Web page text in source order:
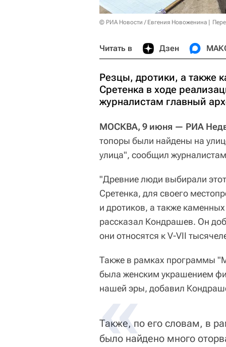
© РИА Новости / Евгения Новоженина
Читать в Дзен
Резцы, дротики, а также
Сретенка в ходе
журналистам главный
МОСКВА, 9 июня — РИА
топоры были найдены на
улица", сообщил
"Древние люди выбирали
Сретенка, для своего
и дротиков, а также
рассказал Кондрашев. Он
они относятся к V-VII
Также в рамках программы
была женским украшением
нашей эры, добавил
Также, по его словам, в
было найдено много